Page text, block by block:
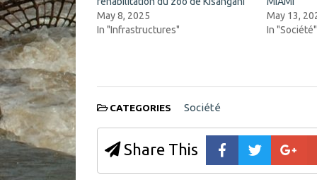
e
n
s
i
i
d
w
w
w
i
n
May 8, 2025
In "Infrastructures"
May 13,
In "Société"
CATEGORIES Société
Share This